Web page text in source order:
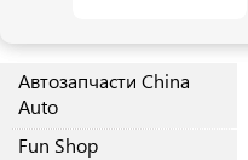
Автозапчасти China
Auto
Fun Shop